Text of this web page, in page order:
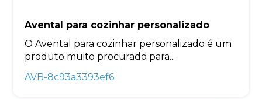
Avental para cozinhar personalizado
O Avental para cozinhar personalizado é um
produto muito procurado para...
AVB-8c93a3393ef6